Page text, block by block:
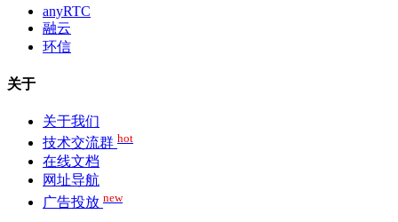
anyRTC
融云
环信
关于
关于我们
技术交流群 hot
在线文档
网址导航
广告投放 new